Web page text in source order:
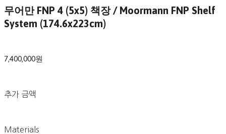
무어만 FNP 4 (5x5) 책장 / Moormann FNP Shelf
System (174.6x223cm)
7,400,000원
추가 금액
Materials